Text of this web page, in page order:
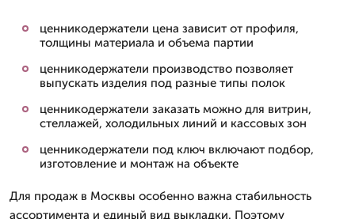
ценникодержатели цена зависит от профиля,
толщины материала и объема партии
ценникодержатели производство позволяет
выпускать изделия под разные типы полок
ценникодержатели заказать можно для витрин,
стеллажей, холодильных линий и кассовых зон
ценникодержатели под ключ включают подбор,
изготовление и монтаж на объекте
Для продаж в Москвы особенно важна стабильность
ассортимента и единый вид выкладки. Поэтому